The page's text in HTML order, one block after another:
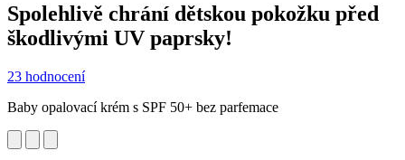
Spolehlivě chrání dětskou pokožku před
škodlivými UV paprsky!
23 hodnocení
Baby opalovací krém s SPF 50+ bez parfemace